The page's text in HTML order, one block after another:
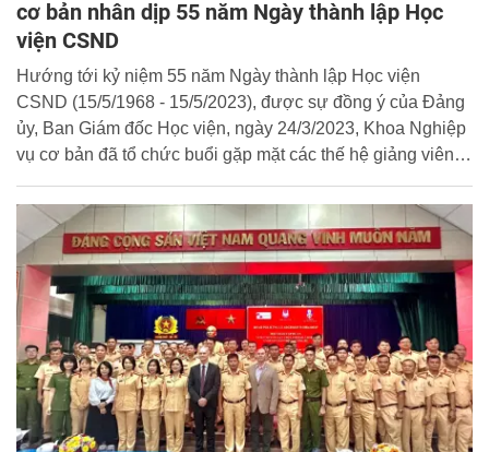
cơ bản nhân dịp 55 năm Ngày thành lập Học
viện CSND
Hướng tới kỷ niệm 55 năm Ngày thành lập Học viện
CSND (15/5/1968 - 15/5/2023), được sự đồng ý của Đảng
ủy, Ban Giám đốc Học viện, ngày 24/3/2023, Khoa Nghiệp
vụ cơ bản đã tổ chức buổi gặp mặt các thế hệ giảng viên
viện tham dự và chủ trì buổi lễ.